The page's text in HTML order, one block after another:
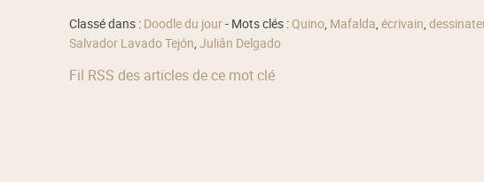
Classé dans : Doodle du jour- Mots clés :Quino, Mafalda, écrivain,
Salvador Lavado Tejón, Juliân Delgado
Fil RSS des articles de ce mot clé